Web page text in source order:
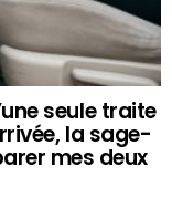
seule traite
la sage-
mes deux